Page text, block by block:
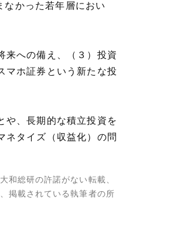
かった若年層におい
来への備え、（３）投資
マホ証券という新たな投
や、長期的な積立投資を
ネタイズ（収益化）の問
和総研の許諾がない転載、
掲載されている執筆者の所